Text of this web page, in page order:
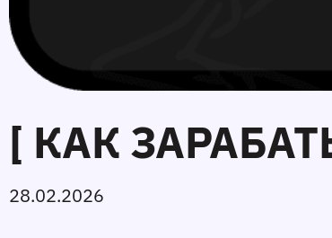
[ КАК
28.02.2026